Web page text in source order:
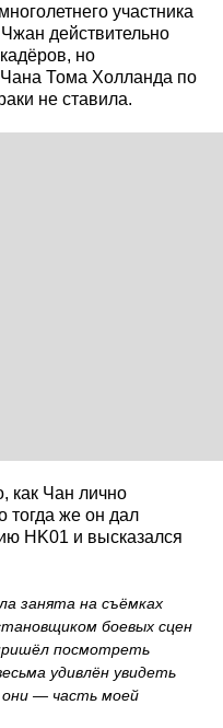
участника
действительно
но
Тома Холланда по
не ставила.
как Чан лично
тогда же он дал
HK01 и высказался
занята на съёмках
боевых сцен
посмотреть
удивлён увидеть
— часть моей